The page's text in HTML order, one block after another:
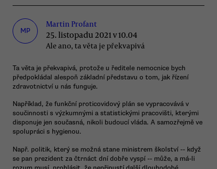
MP
Martin Profant
25. listopadu 2021 v 10.04
Ale ano, ta věta je překvapivá
Ta věta je překvapivá, protože u ředitele nemocnice bych
předpokládal alespoň základní představu o tom, jak řízení
zdravotnictví u nás funguje.
Například, že funkční proticovidový plán se vypracovává v
součinnosti s výzkumnými a statistickými pracovišti, kterými
disponuje jen současná, nikoli budoucí vláda. A samozřejmě ve
spolupráci s hygienou.
Např. politik, který se možná stane ministrem školství -- když
se pan prezident za čtrnáct dní dobře vyspí -- může, a má-li